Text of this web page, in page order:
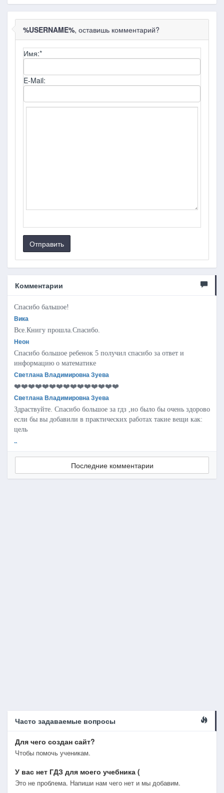
%USERNAME%, оставишь комментарий?
Имя:*
E-Mail:
Отправить
Комментарии
Спасибо бальшое!
Вика
Все.Книгу прошла.Спасибо.
Неон
Спасибо большое ребенок 5 получил спасибо за ответ и
информацию о математике
Светлана Владимировна Зуева
❤️❤️❤️❤️❤️❤️❤️❤️❤️❤️❤️❤️❤️❤️❤️
Светлана Владимировна Зуева
Здраствуйте. Спасибо большое за гдз ,но было бы очень здорово
если бы вы добавили в практических работах такие вещи как:
цель
..
Последние комментарии
Часто задаваемые вопросы
Для чего создан сайт?
Чтобы помочь ученикам.
У вас нет ГДЗ для моего учебника (
Это не проблема. Напиши нам чего нет и мы добавим.